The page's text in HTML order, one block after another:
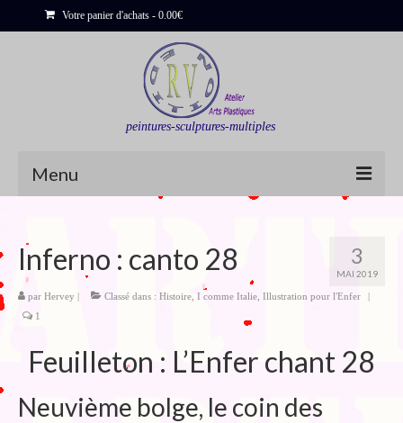
Votre panier d'achats - 0.00€
peintures-sculptures-multiples
Menu
Sculptures
Bois flottés
Déclinaisons
Blog
3
MAI 2019
Inferno : canto 28
par Hervey | Classé dans : Histoire I comme Italie Illustration pour l'Enfer
|
1
Feuilleton : L’Enfer chant 28
Neuvième bolge, le coin des